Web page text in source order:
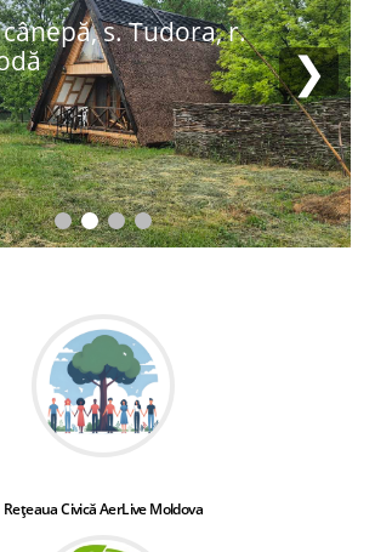
s. Tudora, r.
❯
Rețeaua Civică AerLive Moldova